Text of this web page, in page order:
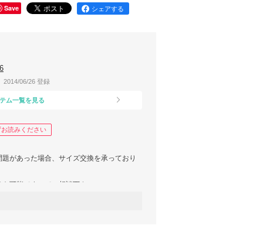
Save シェアする
2014/06/26 登録
ム一覧を見る
読みください
があった場合、サイズ交換を承っており
可能ですのでご相談下さい。
ります為予めご了承下さい。